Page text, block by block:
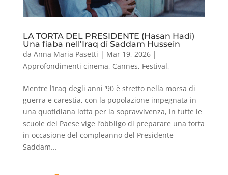
LA TORTA DEL PRESIDENTE (Hasan Hadi)
Una fiaba nell’Iraq di Saddam Hussein
da Anna Maria Pasetti | Mar 19, 2026|
Approfondimenti cinema, Cannes, Festival,
Mentre l’Iraq degli anni ’90 è stretto nella morsa di
guerra e carestia, con la popolazione impegnata in
una quotidiana lotta per la sopravvivenza, in tutte le
scuole del Paese vige l’obbligo di preparare una torta
in occasione del compleanno del Presidente
Saddam...